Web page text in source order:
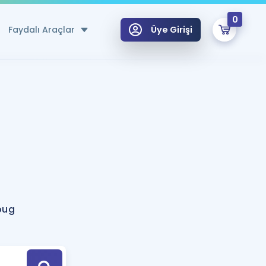
Faydalı Araçlar
Hesaplama Aracı
için Öneriler
Tek Takvimde
Üye Girişi
0
Hoca ile seni sınava hazırlayacak onlarca eğitim seni bekliyor!